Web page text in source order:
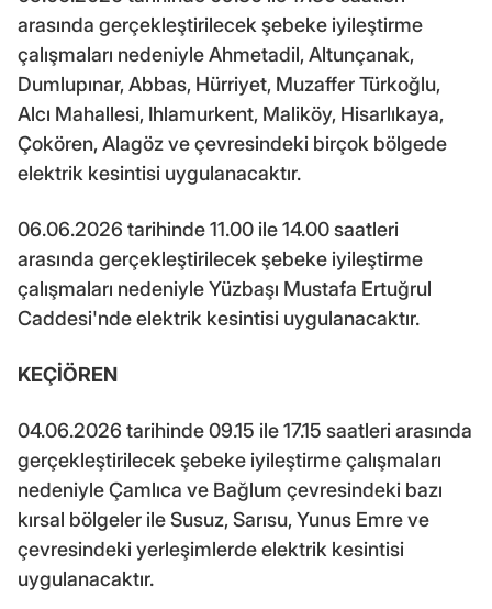
arasında gerçekleştirilecek şebeke iyileştirme
çalışmaları nedeniyle Ahmetadil, Altunçanak,
Dumlupınar, Abbas, Hürriyet, Muzaffer Türkoğlu,
Alcı Mahallesi, Ihlamurkent, Maliköy, Hisarlıkaya,
Çokören, Alagöz ve çevresindeki birçok bölgede
elektrik kesintisi uygulanacaktır.
06.06.2026 tarihinde 11.00 ile 14.00 saatleri
arasında gerçekleştirilecek şebeke iyileştirme
çalışmaları nedeniyle Yüzbaşı Mustafa Ertuğrul
Caddesi'nde elektrik kesintisi uygulanacaktır.
KEÇİÖREN
04.06.2026 tarihinde 09.15 ile 17.15 saatleri arasında
gerçekleştirilecek şebeke iyileştirme çalışmaları
nedeniyle Çamlıca ve Bağlum çevresindeki bazı
kırsal bölgeler ile Susuz, Sarısu, Yunus Emre ve
çevresindeki yerleşimlerde elektrik kesintisi
uygulanacaktır.